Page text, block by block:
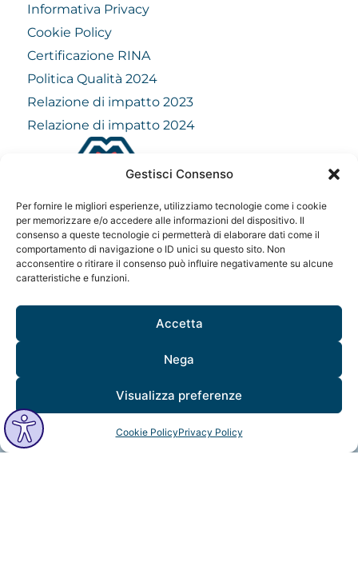
Gestisci Consenso
Per fornire le migliori esperienze, utilizziamo tecnologie come i cookie
per memorizzare e/o accedere alle informazioni del dispositivo. Il
consenso a queste tecnologie ci permetterà di elaborare dati come il
comportamento di navigazione o ID unici su questo sito. Non
acconsentire o ritirare il consenso può influire negativamente su alcune
caratteristiche e funzioni.
Accetta
Nega
Visualizza preferenze
Cookie PolicyPrivacy Policy
Informativa Privacy
Cookie Policy
Certificazione RINA
Politica Qualità 2024
Relazione di impatto 2023
Relazione di impatto 2024
info@mindfulvision.it
MindfulVision srl
“Società Benefit”
Via Monte Rosa 21, 20149, Milano
C.F. / P. IVA: 12706961005
MindfulVision © 2025 All Rights Reserved.